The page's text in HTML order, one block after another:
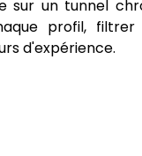
sur un tunnel
profil,
d'expérience.